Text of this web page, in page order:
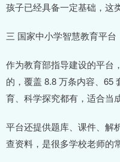
孩子已经具备一定基础，这
三 国家中小学智慧教育平
作为教育部指导建设的平台
的，覆盖 8.8 万条内容、65
育、科学探究都有，适合当
平台还提供题库、课件、解
查资料，是很多学校老师的